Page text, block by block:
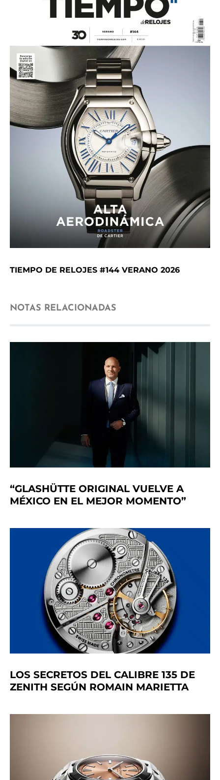
TIEMPO DE RELOJES #144 VERANO 2026
NOTAS RELACIONADAS
“GLASHÜTTE ORIGINAL VUELVE A
MÉXICO EN EL MEJOR MOMENTO”
LOS SECRETOS DEL CALIBRE 135 DE
ZENITH SEGÚN ROMAIN MARIETTA